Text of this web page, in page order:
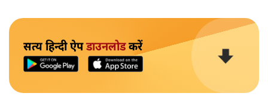
सत्य हिन्दी ऐपडाउनलोडकरें